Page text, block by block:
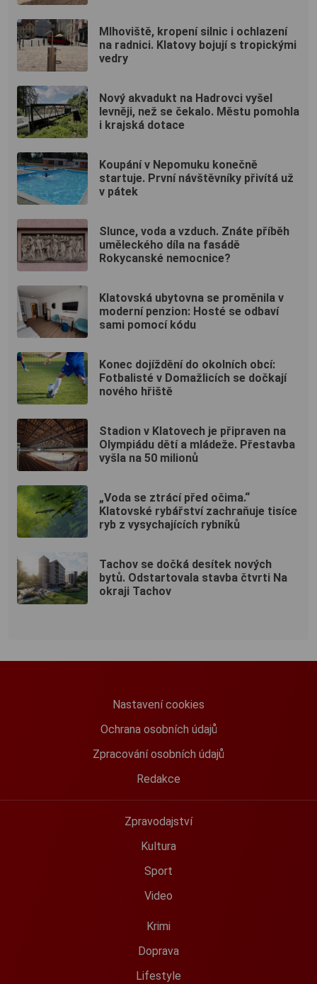
Mlhoviště, kropení silnic i ochlazení
na radnici. Klatovy bojují s tropickými
vedry
Nový akvadukt na Hadrovci vyšel
levněji, než se čekalo. Městu pomohla
i krajská dotace
Koupání v Nepomuku konečně
startuje. První návštěvníky přivítá už
v pátek
Slunce, voda a vzduch. Znáte příběh
uměleckého díla na fasádě
Rokycanské nemocnice?
Klatovská ubytovna se proměnila v
moderní penzion: Hosté se odbaví
sami pomocí kódu
Konec dojíždění do okolních obcí:
Fotbalisté v Domažlicích se dočkají
nového hřiště
Stadion v Klatovech je připraven na
Olympiádu dětí a mládeže. Přestavba
vyšla na 50 milionů
„Voda se ztrácí před očima.“
Klatovské rybářství zachraňuje tisíce
ryb z vysychajících rybníků
Tachov se dočká desítek nových
bytů. Odstartovala stavba čtvrti Na
okraji Tachov
Nastavení cookies
Ochrana osobních údajů
Zpracování osobních údajů
Redakce
Zpravodajství
Kultura
Sport
Video
Krimi
Doprava
Lifestyle